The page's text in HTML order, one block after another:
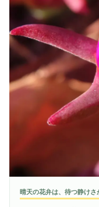
晴天の花弁は、待つ静けさ